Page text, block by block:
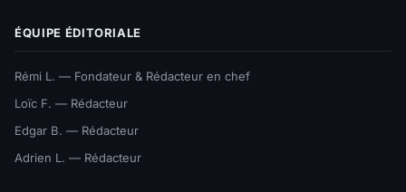
ÉQUIPE ÉDITORIALE
Rémi L. — Fondateur & Rédacteur en chef
Loïc F. — Rédacteur
Edgar B. — Rédacteur
Adrien L. — Rédacteur